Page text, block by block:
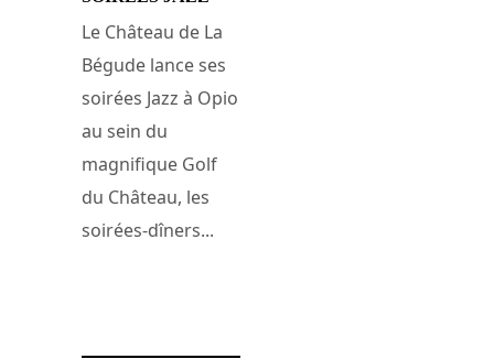
Le Château de La
Bégude lance ses
soirées Jazz à Opio
au sein du
magnifique Golf
du Château, les
soirées-dîners...